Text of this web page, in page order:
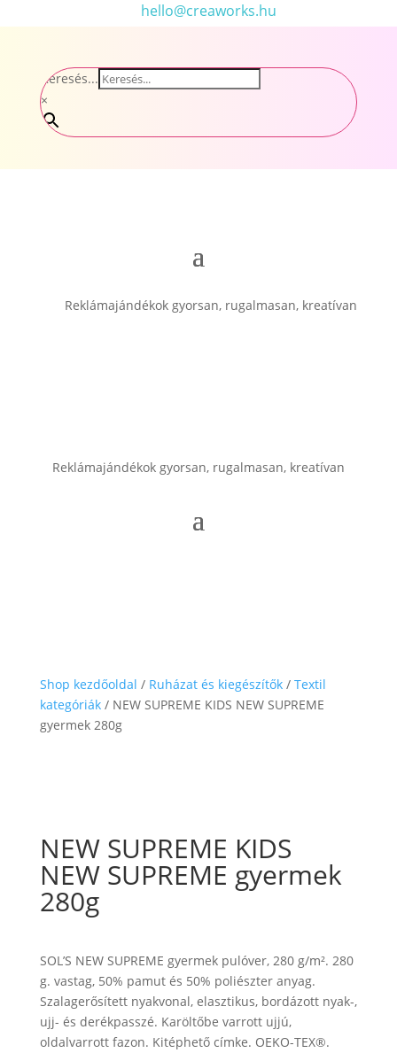
hello@creaworks.hu
Keresés...
×
Reklámajándékok gyorsan, rugalmasan, kreatívan
Reklámajándékok gyorsan, rugalmasan, kreatívan
Shop kezdőoldal / Ruházat és kiegészítők/ Textil
kategóriák/ NEW SUPREME KIDS NEW SUPREME
gyermek 280g
NEW SUPREME KIDS
NEW SUPREME gyermek
280g
SOL’S NEW SUPREME gyermek pulóver, 280 g/m². 280
g. vastag, 50% pamut és 50% poliészter anyag.
Szalagerősített nyakvonal, elasztikus, bordázott nyak-,
ujj- és derékpasszé. Karöltőbe varrott ujjú,
oldalvarrott fazon. Kitéphető címke. OEKO-TEX®.